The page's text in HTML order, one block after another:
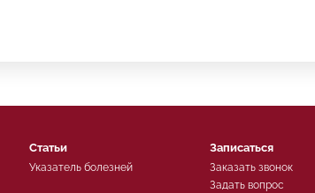
Статьи
Указатель болезней
Записаться
Заказать звонок
Задать вопрос